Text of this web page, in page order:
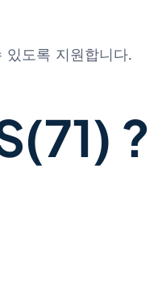
있도록 지원합니다.
?